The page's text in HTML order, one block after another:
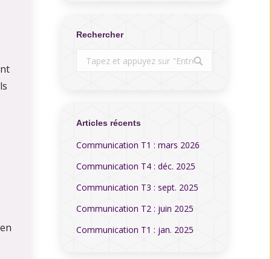
Rechercher
Search:
Articles récents
Communication T1 : mars 2026
Communication T4 : déc. 2025
Communication T3 : sept. 2025
Communication T2 : juin 2025
Communication T1 : jan. 2025